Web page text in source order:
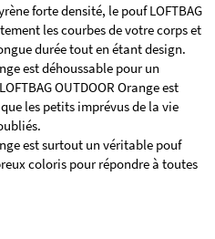
forte densité, le pouf LOFTBAG
les courbes de votre corps et
durée tout en étant design.
est déhoussable pour un
OUTDOOR Orange est
les petits imprévus de la vie
est surtout un véritable pouf
coloris pour répondre à toutes